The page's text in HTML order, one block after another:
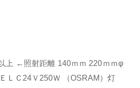
←照射距離 140ｍｍ 220ｍｍφ
24Ｖ250Ｗ （OSRAM）灯